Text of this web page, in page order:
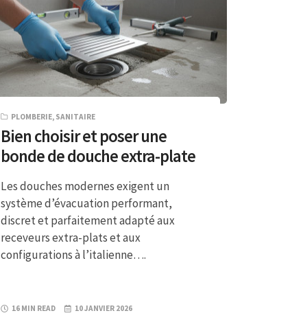
PLOMBERIE, SANITAIRE
Bien choisir et poser une
bonde de douche extra-plate
Les douches modernes exigent un
système d’évacuation performant,
discret et parfaitement adapté aux
receveurs extra-plats et aux
configurations à l’italienne….
16 MIN READ 10 JANVIER 2026